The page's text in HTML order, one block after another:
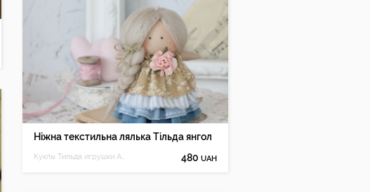
Ніжна текстильна лялька Тільда янгол
Куклы Тильда игрушки Анны Сушко 480 UAH